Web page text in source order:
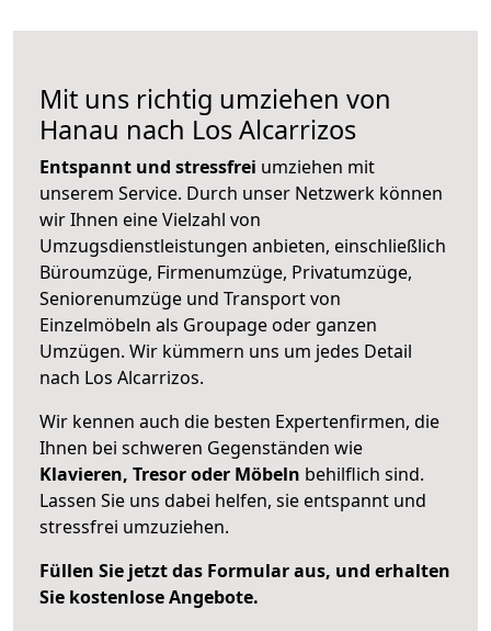
Mit uns richtig umziehen von
Hanau nach Los Alcarrizos
Entspannt und stressfrei umziehen mit
unserem Service. Durch unser Netzwerk können
wir Ihnen eine Vielzahl von
Umzugsdienstleistungen anbieten, einschließlich
Büroumzüge, Firmenumzüge, Privatumzüge,
Seniorenumzüge und Transport von
Einzelmöbeln als Groupage oder ganzen
Umzügen. Wir kümmern uns um jedes Detail
nach Los Alcarrizos.
Wir kennen auch die besten Expertenfirmen, die
Ihnen bei schweren Gegenständen wie
Klavieren, Tresor oder Möbeln behilflich sind.
Lassen Sie uns dabei helfen, sie entspannt und
stressfrei umzuziehen.
Füllen Sie jetzt das Formular aus, und erhalten
Sie kostenlose Angebote.